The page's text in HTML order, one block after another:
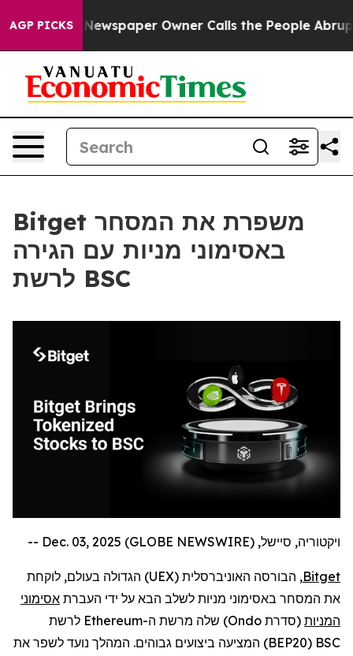
AGP PICKSNewspaper Owner Calls the People Abruptly
Bitget משפרת את המסחר
באסימוני מניות עם הגירה
לרשת BSC
ויקטוריה, סיישל, Dec. 03, 2025 (GLOBE NEWSWIRE) --
Bitget, הבורסה האוניברסלית (UEX) הגדולה בעולם, לוקחת
את המסחר באסימוני מניות לשלב הבא על ידי העברת אסימוני
המניות (סדרת Ondo) שלה מרשת ה-Ethereum לרשת
BSC
(
BEP20) המציעה ביצועים גבוהים. המהלך נועד לשפר את